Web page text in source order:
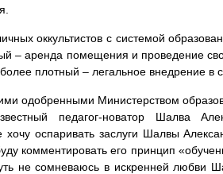
оккультистов с системой
– аренда помещения и проведение
плотный – легальное внедрение в
одобренными Министерством
педагог-новатор Шалва
оспаривать заслуги Шалвы
комментировать его принцип
не сомневаюсь в искренней любви